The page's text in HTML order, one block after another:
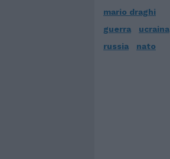
mario draghi
guerra
ucraina
russia
nato